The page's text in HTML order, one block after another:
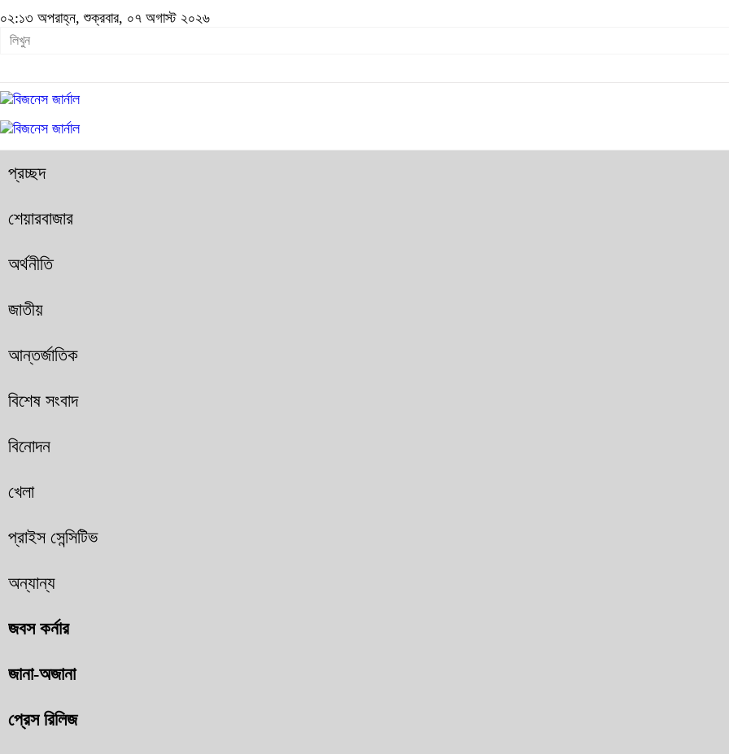
০২:১৩ অপরাহ্ন, শুক্রবার, ০৭ অগাস্ট ২০২৬
প্রচ্ছদ
শেয়ারবাজার
অর্থনীতি
জাতীয়
আন্তর্জাতিক
বিশেষ সংবাদ
বিনোদন
খেলা
প্রাইস সেন্সিটিভ
অন্যান্য
জবস কর্নার
জানা-অজানা
প্রেস রিলিজ